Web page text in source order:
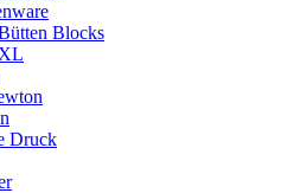
Blocks
Druck